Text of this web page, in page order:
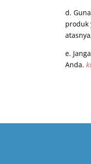
d.
produk
e.
Anda.